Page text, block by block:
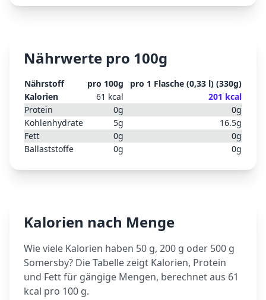
Nährwerte pro 100g
Nährstoff pro 100g pro 1 Flasche (0,33 l) (330g)
Kalorien
61 kcal 201 kcal
Protein
0g 0g
Kohlenhydrate
5g 16.5g
Fett
0g 0g
Ballaststoffe
0g 0g
Kalorien nach Menge
Wie viele Kalorien haben 50 g, 200 g oder 500 g
Somersby? Die Tabelle zeigt Kalorien, Protein
und Fett für gängige Mengen, berechnet aus 61
kcal pro 100 g.